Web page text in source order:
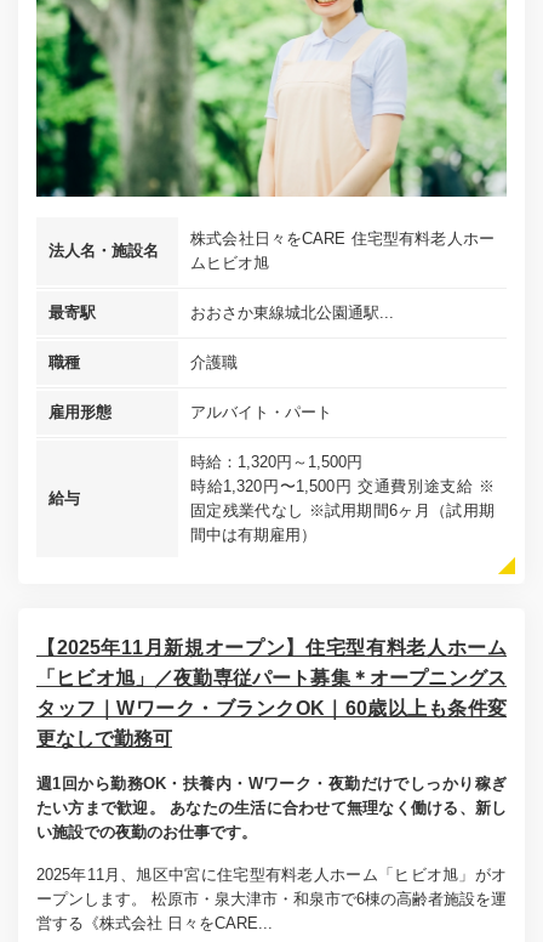
法人名・施設名
株式会社日々をCARE 住宅型有料老人ホー
ムヒビオ旭
最寄駅 おおさか東線城北公園通駅...
職種 介護職
雇用形態 アルバイト・パート
給与
時給：1,320円～1,500円
時給1,320円〜1,500円 交通費別途支給 ※
固定残業代なし ※試用期間6ヶ月（試用期
間中は有期雇用）
【2025年11月新規オープン】住宅型有料老人ホーム
「ヒビオ旭」／夜勤専従パート募集＊オープニングス
タッフ｜Wワーク・ブランクOK｜60歳以上も条件変
更なしで勤務可
週1回から勤務OK・扶養内・Wワーク・夜勤だけでしっかり稼ぎ
たい方まで歓迎。 あなたの生活に合わせて無理なく働ける、新し
い施設での夜勤のお仕事です。
2025年11月、旭区中宮に住宅型有料老人ホーム「ヒビオ旭」がオ
ープンします。 松原市・泉大津市・和泉市で6棟の高齢者施設を運
営する《株式会社 日々をCARE...